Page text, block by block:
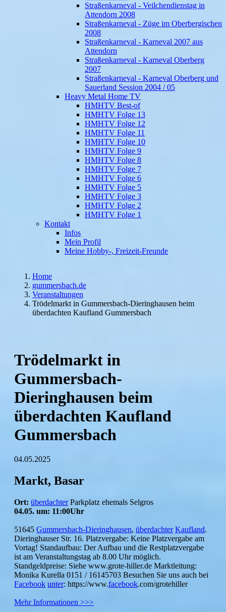
Straßenkarneval - Veilchendienstag in
Attendorn 2008
Straßenkarneval - Züge im Oberbergischen
2008
Straßenkarneval - Karneval 2007 aus
Attendorn
Straßenkarneval - Karneval Oberberg
2007
Straßenkarneval - Karneval Oberberg und
Sauerland Session 2004 / 05
Heavy Metal Home TV
HMHTV Best-of
HMHTV Folge 13
HMHTV Folge 12
HMHTV Folge 11
HMHTV Folge 10
HMHTV Folge 9
HMHTV Folge 8
HMHTV Folge 7
HMHTV Folge 6
HMHTV Folge 5
HMHTV Folge 3
HMHTV Folge 2
HMHTV Folge 1
Kontakt
Infos
Mein Profil
Meine Hobby-, Freizeit-Freunde
Home
gummersbach.de
Veranstaltungen
Trödelmarkt in Gummersbach-Dieringhausen beim
überdachten Kaufland Gummersbach
Trödelmarkt in
Gummersbach-
Dieringhausen beim
überdachten Kaufland
Gummersbach
04.05.2025
Markt, Basar
Ort: überdachterParkplatz ehemals Selgros
04.05. um: 11:00Uhr
51645 Gummersbach-Dieringhausen, überdachter Kaufland.
Dieringhauser Str. 16. Platzvergabe: Keine Platzvergabe am
Vortag! Standaufbau: Der Aufbau und die Restplatzvergabe
ist am Veranstaltungstag ab 8.00 Uhr möglich.
Standgeldpreise: Siehe www.grote-hiller.de Marktleitung:
Monika Kurella 0151 / 16145703 Besuchen Sie uns auch bei
Facebook unter: https://www.facebook.com/grotehiller
Mehr Informationen >>>